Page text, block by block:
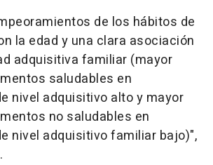
de los hábitos de
la edad y una clara asociación
adquisitiva familiar (mayor
saludables en
nivel adquisitivo alto y mayor
no saludables en
nivel adquisitivo familiar bajo)",